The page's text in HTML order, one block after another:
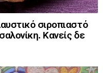
σιροπιαστό
Κανείς δε